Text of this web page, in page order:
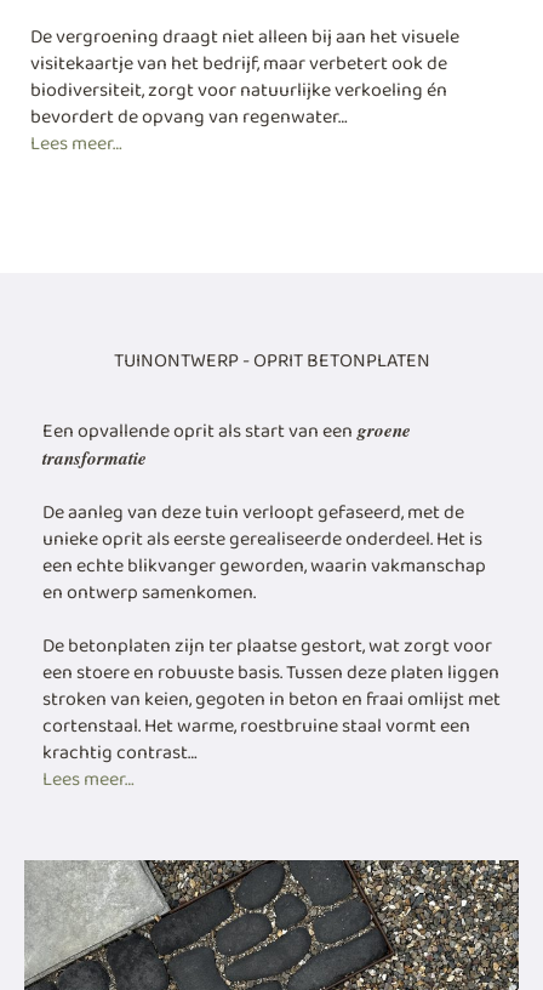
De vergroening draagt niet alleen bij aan het visuele
visitekaartje van het bedrijf, maar verbetert ook de
biodiversiteit, zorgt voor natuurlijke verkoeling én
bevordert de opvang van regenwater…
Lees meer…
TUINONTWERP - OPRIT BETONPLATEN
Een opvallende oprit als start van een groene
transformatie
De aanleg van deze tuin verloopt gefaseerd, met de
unieke oprit als eerste gerealiseerde onderdeel. Het is
een echte blikvanger geworden, waarin vakmanschap
en ontwerp samenkomen.
De betonplaten zijn ter plaatse gestort, wat zorgt voor
een stoere en robuuste basis. Tussen deze platen liggen
stroken van keien, gegoten in beton en fraai omlijst met
cortenstaal. Het warme, roestbruine staal vormt een
krachtig contrast…
Lees meer…